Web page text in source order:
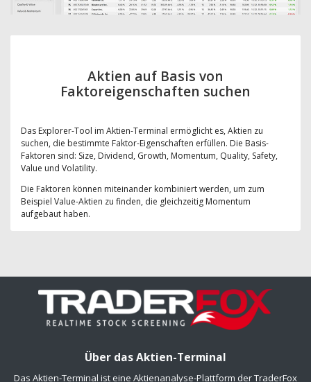
Aktien auf Basis von
Faktoreigenschaften suchen
Das Explorer-Tool im Aktien-Terminal ermöglicht es, Aktien zu
suchen, die bestimmte Faktor-Eigenschaften erfüllen. Die Basis-
Faktoren sind: Size, Dividend, Growth, Momentum, Quality, Safety,
Value und Volatility.
Die Faktoren können miteinander kombiniert werden, um zum
Beispiel Value-Aktien zu finden, die gleichzeitig Momentum
aufgebaut haben.
Über das Aktien-Terminal
Das Aktien-Terminal ist eine Aktienanalyse-Plattform der TraderFox